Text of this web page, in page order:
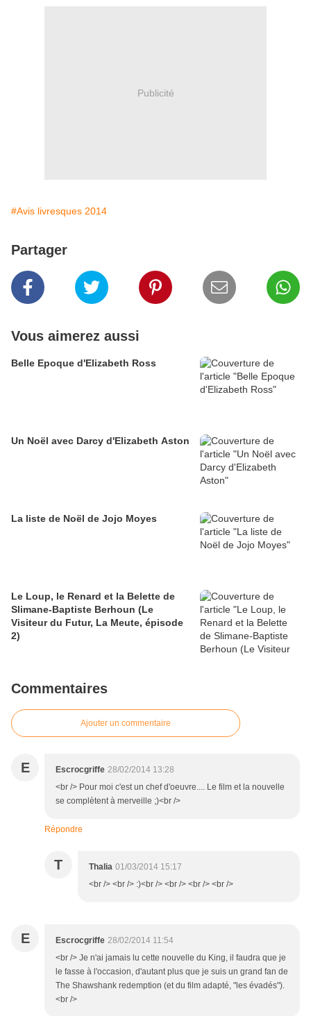
Publicité
#Avis livresques 2014
Partager
Vous aimerez aussi
Belle Epoque d'Elizabeth Ross
Un Noël avec Darcy d'Elizabeth Aston
La liste de Noël de Jojo Moyes
Le Loup, le Renard et la Belette de
Slimane-Baptiste Berhoun (Le
Visiteur du Futur, La Meute, épisode
2)
Commentaires
Ajouter un commentaire
E Escrocgriffe 28/02/2014 13:28
<br /> Pour moi c'est un chef d'oeuvre.... Le film et la nouvelle
se complètent à merveille ;)<br />
Répondre
T Thalia 01/03/2014 15:17
<br /> <br /> :)<br /> <br /> <br /> <br />
E Escrocgriffe 28/02/2014 11:54
<br /> Je n'ai jamais lu cette nouvelle du King, il faudra que je
le fasse à l'occasion, d'autant plus que je suis un grand fan de
The Shawshank redemption (et du film adapté, "les évadés").
<br />